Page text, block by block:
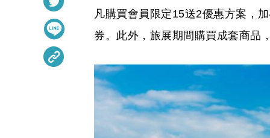
凡購買會員限定15送2優惠方案，
券。此外，旅展期間購買成套商品